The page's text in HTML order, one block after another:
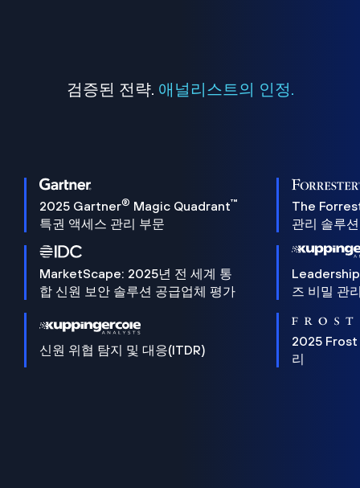
검증된 전략. 애널리스트의 인정.
2025 Gartner® Magic Quadrant™
특권 액세스 관리 부문
The
관리 솔루
MarketScape: 2025년 전 세계 통
합 신원 보안 솔루션 공급업체 평가
즈 비밀 관
신원 위협 탐지 및 대응(ITDR)
2025 Frost
리